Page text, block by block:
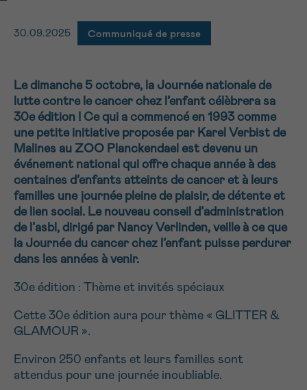
30.09.2025 Communiqué de presse
Le dimanche 5 octobre, la Journée nationale de
lutte contre le cancer chez l’enfant célèbrera sa
30e édition ! Ce qui a commencé en 1993 comme
une petite initiative proposée par Karel Verbist de
Malines au ZOO Planckendael est devenu un
événement national qui offre chaque année à des
centaines d’enfants atteints de cancer et à leurs
familles une journée pleine de plaisir, de détente et
de lien social. Le nouveau conseil d’administration
de l’asbl, dirigé par Nancy Verlinden, veille à ce que
la Journée du cancer chez l’enfant puisse perdurer
dans les années à venir.
30e édition : Thème et invités spéciaux
Cette 30e édition aura pour thème « GLITTER &
GLAMOUR ».
Environ 250 enfants et leurs familles sont
attendus pour une journée inoubliable.
Par téléphone
Via le formulaire de contact
Je souhaite être rappelé.e
En savoir plus sur Cancerinfo
NOM
PRÉNOM
E-MAIL
VOTRE QUESTION
9h-11h
13h-16h
16h-18h
Suivant